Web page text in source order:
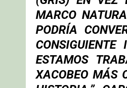
MARCO
PODRÍA
ESTAMOS
XACOBEO MÁS